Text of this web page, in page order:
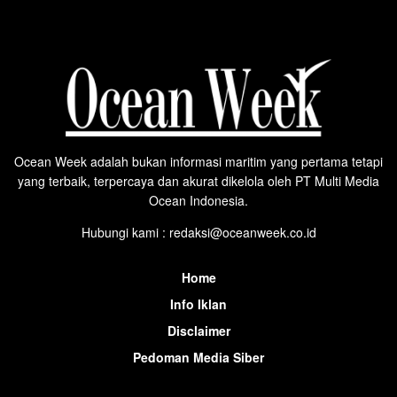
Ocean Week adalah bukan informasi maritim yang pertama tetapi
yang terbaik, terpercaya dan akurat dikelola oleh PT Multi Media
Ocean Indonesia.
Hubungi kami : redaksi@oceanweek.co.id
Home
Info Iklan
Disclaimer
Pedoman Media Siber